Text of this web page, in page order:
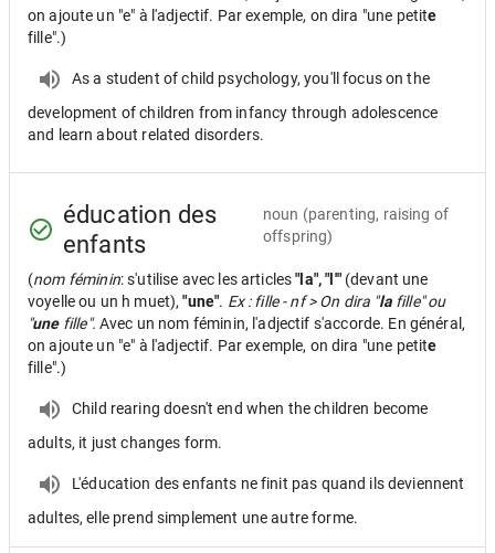
on ajoute un "e" à l'adjectif. Par exemple, on dira "une petite
fille".)
As a student of child psychology, you'll focus on the
development of children from infancy through adolescence
and learn about related disorders.
éducation des
enfants
noun (parenting, raising of
offspring)
(nom féminin: s'utilise avec les articles"la", "l'" (devant une
voyelle ou un h muet),"une". Ex : fille - nf > On dira "lafille" ou
"unefille". Avec un nom féminin, l'adjectif s'accorde. En général,
on ajoute un "e" à l'adjectif. Par exemple, on dira "une petite
fille".)
Child rearing doesn't end when the children become
adults, it just changes form.
L'éducation des enfants ne finit pas quand ils deviennent
adultes, elle prend simplement une autre forme.